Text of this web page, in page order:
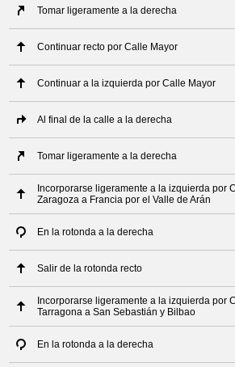
Tomar ligeramente a la derecha
Continuar recto por Calle Mayor
Continuar a la izquierda por Calle Mayor
Al final de la calle a la derecha
Tomar ligeramente a la derecha
Incorporarse ligeramente a la izquierda por
Zaragoza a Francia por el Valle de Arán
En la rotonda a la derecha
Salir de la rotonda recto
Incorporarse ligeramente a la izquierda por
Tarragona a San Sebastián y Bilbao
En la rotonda a la derecha